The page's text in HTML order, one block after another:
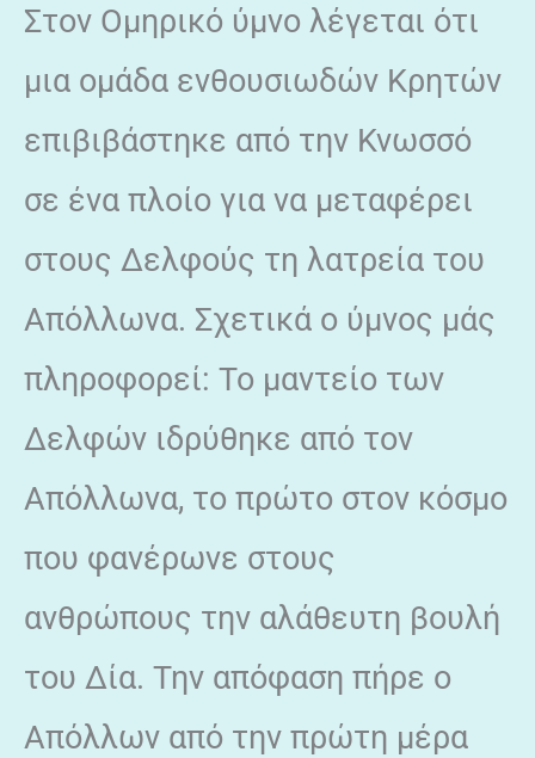
Στον Ομηρικό ύμνο λέγεται ότι
μια ομάδα ενθουσιωδών Κρητών
επιβιβάστηκε από την Κνωσσό
σε ένα πλοίο για να μεταφέρει
στους Δελφούς τη λατρεία του
Απόλλωνα. Σχετικά ο ύμνος μάς
πληροφορεί: Το μαντείο των
Δελφών ιδρύθηκε από τον
Απόλλωνα, το πρώτο στον κόσμο
που φανέρωνε στους
ανθρώπους την αλάθευτη βουλή
του Δία. Την απόφαση πήρε ο
Απόλλων από την πρώτη μέρα